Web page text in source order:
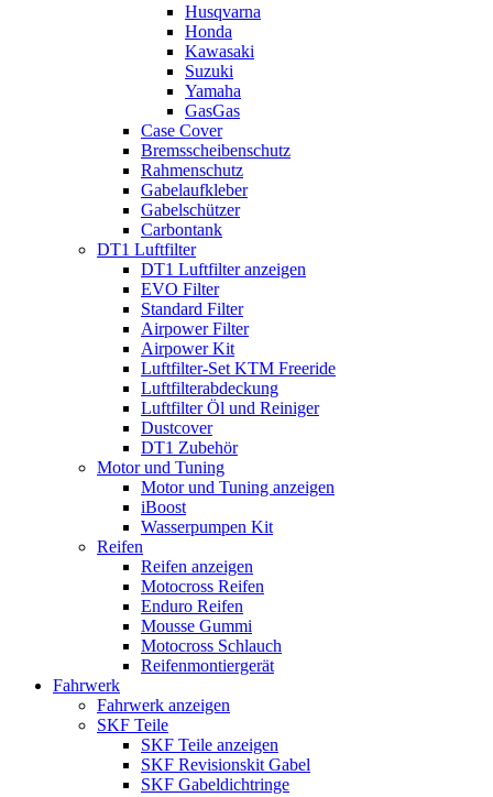
Husqvarna
Honda
Kawasaki
Suzuki
Yamaha
GasGas
Case Cover
Bremsscheibenschutz
Rahmenschutz
Gabelaufkleber
Gabelschützer
Carbontank
DT1 Luftfilter
DT1 Luftfilter anzeigen
EVO Filter
Standard Filter
Airpower Filter
Airpower Kit
Luftfilter-Set KTM Freeride
Luftfilterabdeckung
Luftfilter Öl und Reiniger
Dustcover
DT1 Zubehör
Motor und Tuning
Motor und Tuning anzeigen
iBoost
Wasserpumpen Kit
Reifen
Reifen anzeigen
Motocross Reifen
Enduro Reifen
Mousse Gummi
Motocross Schlauch
Reifenmontiergerät
Fahrwerk
Fahrwerk anzeigen
SKF Teile
SKF Teile anzeigen
SKF Revisionskit Gabel
SKF Gabeldichtringe